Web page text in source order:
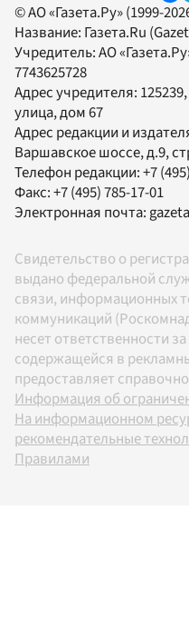
© АО «Газета.Ру» (1999-
Название: Газета.Ru
Учредитель:АО
7743625728
Адрес учредителя:
улица, дом 67
Адрес редакции и
Варшавское шоссе, д.9,
Телефон редакции:+7
Факс:+7 (495) 785-17-01
Электронная почта:
Свидетельство о
выдано федеральной
связи, информационных
коммуникаций
несет ответственности
содержащейся в
предоставляет
Информация об
На информационном
рекомендательные
Правилами